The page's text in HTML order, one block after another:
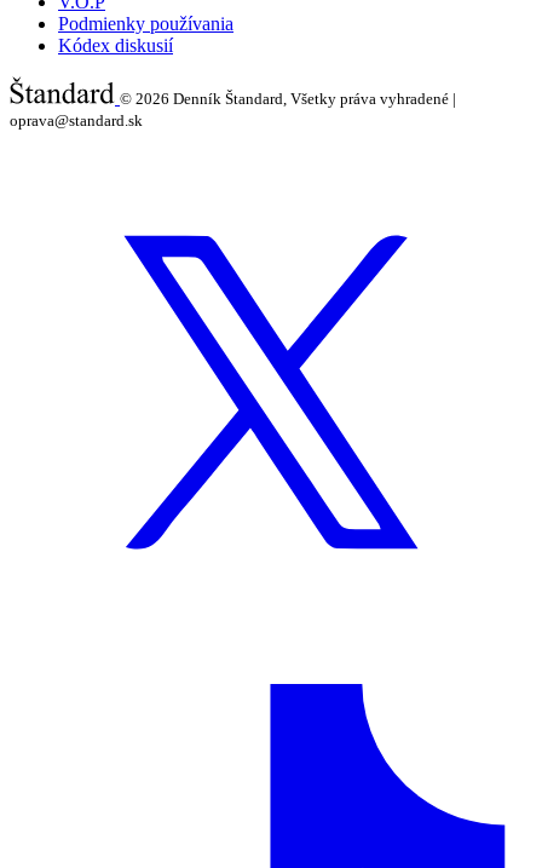
Podmienky používania
Kódex diskusií
© 2026 Denník Štandard, Všetky práva vyhradené |
oprava@standard.sk